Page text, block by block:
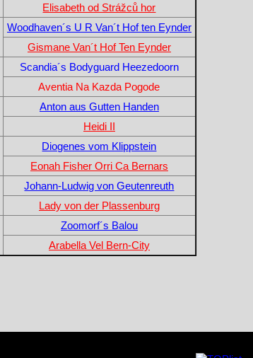
Elisabeth od Strážců hor
Woodhaven´s U R Van´t Hof ten Eynder
Gismane Van´t Hof Ten Eynder
Scandia´s Bodyguard Heezedoorn
Aventia Na Kazda Pogode
Anton aus Gutten Handen
Heidi II
Diogenes vom Klippstein
Eonah Fisher Orri Ca Bernars
Johann-Ludwig von Geutenreuth
Lady von der Plassenburg
Zoomorf´s Balou
Arabella Vel Bern-City